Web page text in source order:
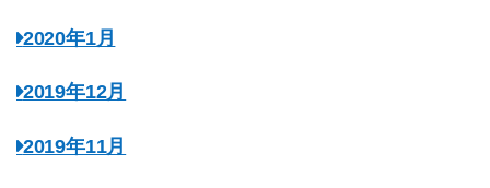
2020年1月
2019年12月
2019年11月